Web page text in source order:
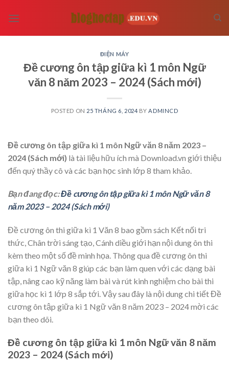
ĐIỆN MÁY
Đề cương ôn tập giữa kì 1 môn Ngữ
văn 8 năm 2023 – 2024 (Sách mới)
POSTED ON 25 THÁNG 6, 2024 BY ADMINCD
Đề cương ôn tập giữa kì 1 môn Ngữ văn 8 năm 2023 –
2024 (Sách mới) là tài liệu hữu ích mà Download.vn giới thiệu
đến quý thầy cô và các bạn học sinh lớp 8 tham khảo.
Bạn đang đọc:Đề cương ôn tập giữa kì 1 môn Ngữ văn 8
năm 2023 – 2024 (Sách mới)
Đề cương ôn thi giữa kì 1 Văn 8 bao gồm sách Kết nối tri
thức, Chân trời sáng tạo, Cánh diều giới hạn nội dung ôn thi
kèm theo một số đề minh họa. Thông qua đề cương ôn thi
giữa kì 1 Ngữ văn 8 giúp các bạn làm quen với các dạng bài
tập, nâng cao kỹ năng làm bài và rút kinh nghiệm cho bài thi
giữa học kì 1 lớp 8 sắp tới. Vậy sau đây là nội dung chi tiết Đề
cương ôn tập giữa kì 1 Ngữ văn 8 năm 2023 – 2024 mời các
bạn theo dõi.
Đề cương ôn tập giữa kì 1 môn Ngữ văn 8 năm
2023 – 2024 (Sách mới)